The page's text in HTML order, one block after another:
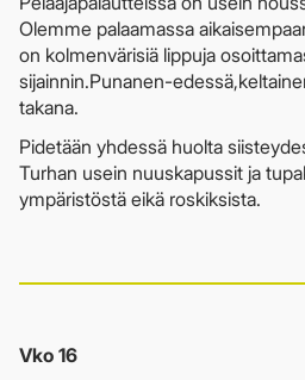
Olemme palaamassa
on kolmenvärisiä lippuja
sijainnin.Punanen-
takana.
Pidetään yhdessä huolta
Turhan usein nuuskapussit ja
ympäristöstä eikä roskiksista.
Vko 16